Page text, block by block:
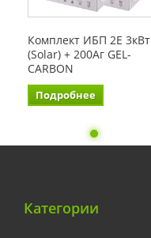
Комплект ИБП 2E 3кВт
(Solar) + 200Аг GEL-
CARBON
Подробнее
Категории